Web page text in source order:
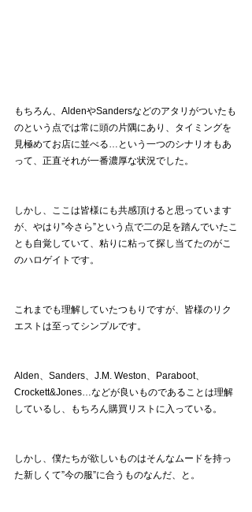
もちろん、AldenやSandersなどのアタリがついたも
のという点では常に頭の片隅にあり、タイミングを
見極めてお店に並べる…という一つのシナリオもあ
って、正直それが一番濃厚な状況でした。
しかし、ここは皆様にも共感頂けると思っています
が、やはり”今さら”という点で二の足を踏んでいたこ
とも自覚していて、粘りに粘って探し当てたのがこ
のハロゲイトです。
これまでも理解していたつもりですが、皆様のリク
エストは至ってシンプルです。
Alden、Sanders、J.M. Weston、Paraboot、
Crockett&Jones…などが良いものであることは理解
しているし、もちろん購買リストに入っている。
しかし、僕たちが欲しいものはそんなムードを持っ
た新しくて”今の服”に合うものなんだ、と。